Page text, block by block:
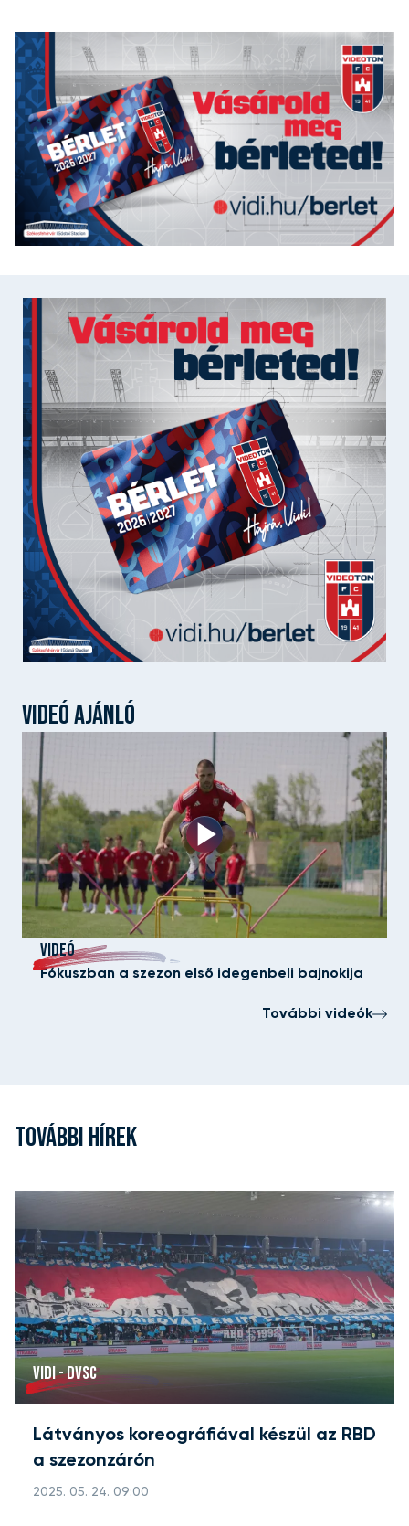
VIDEÓ AJÁNLÓ
VIDEÓ
Fókuszban a szezon első idegenbeli bajnokija
További videók
TOVÁBBI HÍREK
VIDI - DVSC
Látványos koreográfiával készül az RBD
a szezonzárón
2025. 05. 24. 09:00